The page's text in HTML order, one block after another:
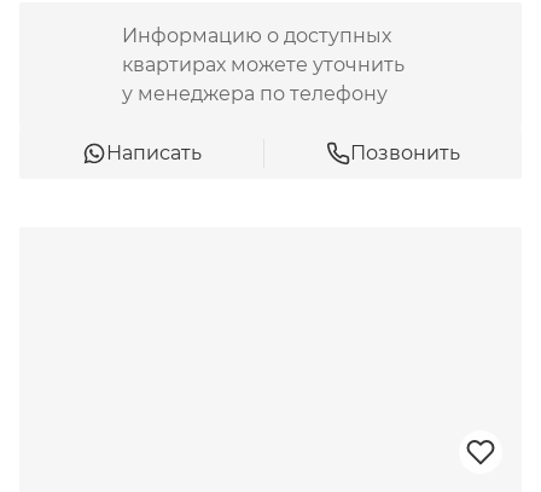
Информацию о доступных
квартирах можете уточнить
у менеджера по телефону
Написать Позвонить